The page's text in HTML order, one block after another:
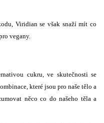
Viridian se však snaží mít co
vegany.
cukru, ve skutečnosti se
které jsou pro naše tělo a
něco co do našeho těla a